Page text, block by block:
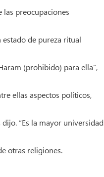
las preocupaciones
de pureza ritual
(prohibido) para ella”,
ellas aspectos políticos,
“Es la mayor universidad
otras religiones.